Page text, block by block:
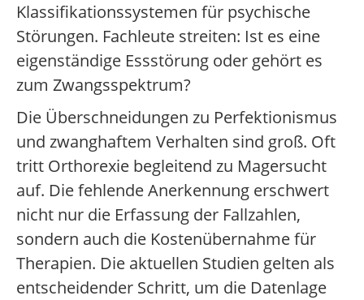
Klassifikationssystemen für psychische
Störungen. Fachleute streiten: Ist es eine
eigenständige Essstörung oder gehört es
zum Zwangsspektrum?
Die Überschneidungen zu Perfektionismus
und zwanghaftem Verhalten sind groß. Oft
tritt Orthorexie begleitend zu Magersucht
auf. Die fehlende Anerkennung erschwert
nicht nur die Erfassung der Fallzahlen,
sondern auch die Kostenübernahme für
Therapien. Die aktuellen Studien gelten als
entscheidender Schritt, um die Datenlage